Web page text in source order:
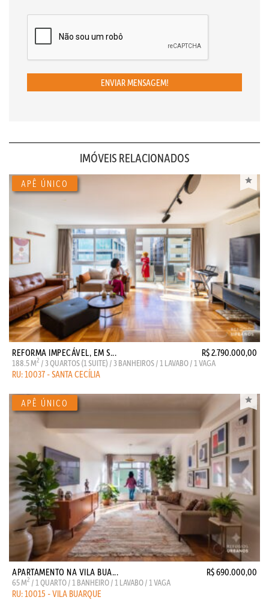
ENVIAR MENSAGEM!
IMÓVEIS RELACIONADOS
REFORMA IMPECÁVEL, EM S... R$ 2.790.000,00
188.5 M2 / 3 QUARTOS (1 SUITE) / 3 BANHEIROS / 1 LAVABO / 1 VAGA
RU: 10037 - SANTA CECÍLIA
APARTAMENTO NA VILA BUA... R$ 690.000,00
65 M2 / 1 QUARTO / 1 BANHEIRO / 1 LAVABO / 1 VAGA
RU: 10015 - VILA BUARQUE